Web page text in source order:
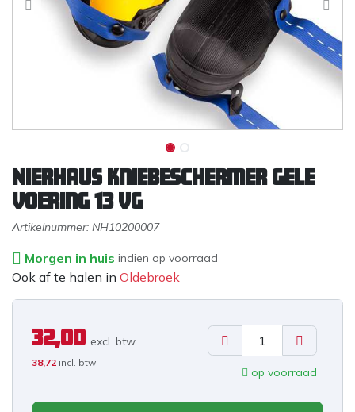
Nierhaus kniebeschermer gele
voering 13 vg
Artikelnummer: NH10200007
Morgen in huis indien op voorraad
Ook af te halen in Oldebroek
32,00 excl. btw
38,72 incl. btw
op voorraad